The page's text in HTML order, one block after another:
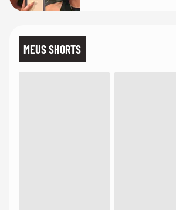
MEUS SHORTS